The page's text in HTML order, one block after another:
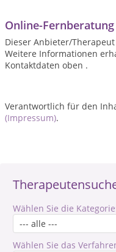
Wählen Sie die
Wählen Sie das
Online-Fernberatung
Dieser Anbieter/
Weitere Informationen
Kontaktdaten oben .
Verantwortlich für den
(Impressum).